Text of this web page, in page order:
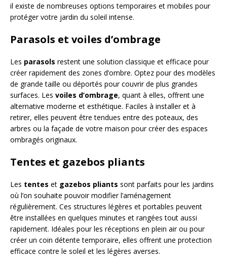
il existe de nombreuses options temporaires et mobiles pour
protéger votre jardin du soleil intense.
Parasols et voiles d’ombrage
Les parasols restent une solution classique et efficace pour
créer rapidement des zones d’ombre. Optez pour des modèles
de grande taille ou déportés pour couvrir de plus grandes
surfaces. Les voiles d’ombrage, quant à elles, offrent une
alternative moderne et esthétique. Faciles à installer et à
retirer, elles peuvent être tendues entre des poteaux, des
arbres ou la façade de votre maison pour créer des espaces
ombragés originaux.
Tentes et gazebos pliants
Les tentes et gazebos pliants sont parfaits pour les jardins
où l’on souhaite pouvoir modifier l’aménagement
régulièrement. Ces structures légères et portables peuvent
être installées en quelques minutes et rangées tout aussi
rapidement. Idéales pour les réceptions en plein air ou pour
créer un coin détente temporaire, elles offrent une protection
efficace contre le soleil et les légères averses.